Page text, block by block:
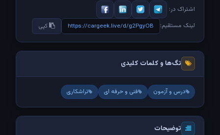
اشتراک در:
لینک مستقیم: https://cargeek.live/d/g2PgyOB کپی
تگ‌ها و کلمات کلیدی
درس و آزمون فنی و حرفه ای تراشکاری
توضیحات